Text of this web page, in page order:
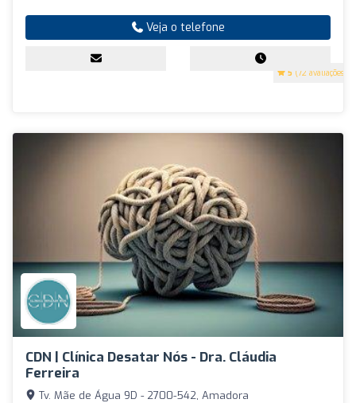
5 (72 avaliações)
Veja o telefone
CDN | Clínica Desatar Nós - Dra. Cláudia
Ferreira
Tv. Mãe de Água 9D - 2700-542, Amadora